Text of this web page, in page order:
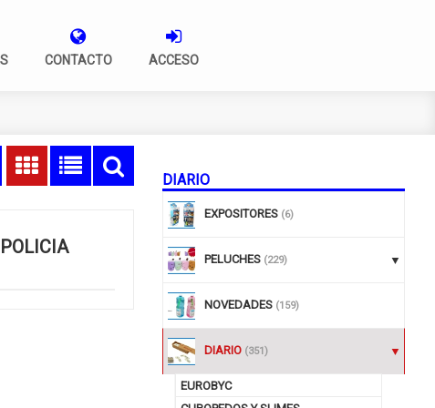
CONTACTO ACCESO
DIARIO
EXPOSITORES (6)
PELUCHES (229)
NOVEDADES (159)
DIARIO (351)
EUROBYC